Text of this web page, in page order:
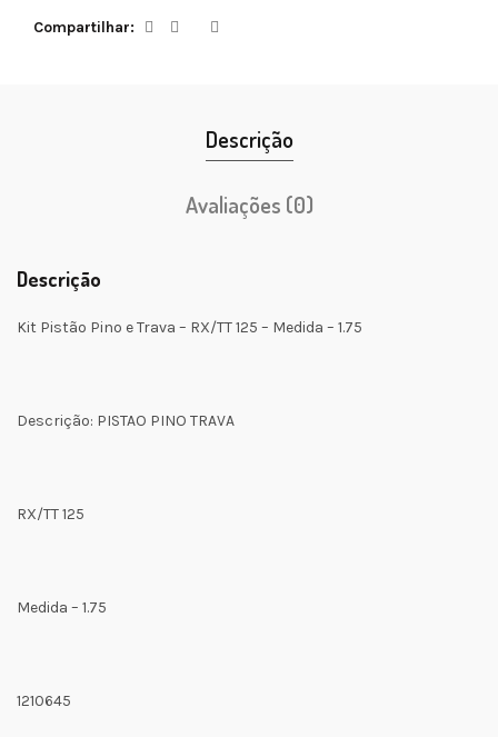
Compartilhar
Descrição
Avaliações (0)
Descrição
Kit Pistão Pino e Trava – RX/TT 125 – Medida – 1.75
Descrição: PISTAO PINO TRAVA
RX/TT 125
Medida – 1.75
1210645